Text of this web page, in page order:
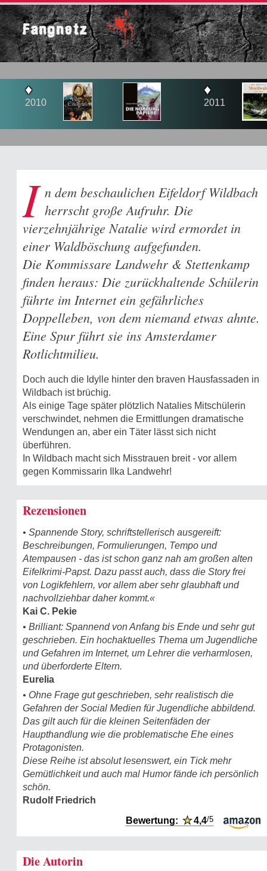
Fangnetz
2011
♦
I n dem beschaulichen Eifeldorf Wildbach
herrscht große Aufruhr. Die
vierzehnjährige Natalie wird ermordet in
einer Waldböschung aufgefunden.
Die Kommissare Landwehr & Stettenkamp
finden heraus: Die zurückhaltende Schülerin
führte im Internet ein gefährliches
Doppelleben, von dem niemand etwas ahnte.
Eine Spur führt sie ins Amsterdamer
Rotlichtmilieu.
Doch auch die Idylle hinter den braven Hausfassaden in
Wildbach ist brüchig.
Als einige Tage später plötzlich Natalies Mitschülerin
verschwindet, nehmen die Ermittlungen dramatische
Wendungen an, aber ein Täter lässt sich nicht
überführen.
In Wildbach macht sich Misstrauen breit - vor allem
gegen Kommissarin Ilka Landwehr!
Rezensionen
• Spannende Story, schriftstellerisch ausgereift:
Beschreibungen, Formulierungen, Tempo und
Atempausen - das ist schon ganz nah am großen alten
Eifelkrimi-Papst. Dazu passt auch, dass die Story frei
von Logikfehlern, vor allem aber sehr glaubhaft und
nachvollziehbar daher kommt.«
Kai C. Pekie
• Brilliant: Spannend von Anfang bis Ende und sehr gut
geschrieben. Ein hochaktuelles Thema um Jugendliche
und Gefahren im Internet, um Lehrer die verharmlosen,
und überforderte Eltern.
Eurelia
• Ohne Frage gut geschrieben, sehr realistisch die
Gefahren der Social Medien für Jugendliche abbildend.
Das gilt auch für die kleinen Seitenfäden der
Haupthandlung wie die problematische Ehe eines
Protagonisten.
Diese Reihe ist absolut lesenswert, ein Tick mehr
Gemütlichkeit und auch mal Humor fände ich persönlich
schön.
Rudolf Friedrich
Bewertung:★4,4/5
Die Autorin